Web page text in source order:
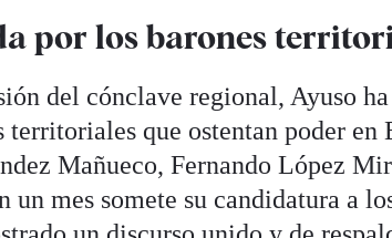
por los barones
del cónclave regional, Ayuso
territoriales que ostentan poder en
Mañueco, Fernando López
un mes somete su candidatura a